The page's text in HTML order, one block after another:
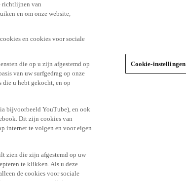
richtlijnen van
en om onze website,
en cookies voor sociale
die op u zijn afgestemd op
van uw surfgedrag op onze
die u hebt gekocht, en op
bijvoorbeeld YouTube), en ook
Dit zijn cookies van
internet te volgen en voor eigen
zien die zijn afgestemd op uw
te klikken. Als u deze
de cookies voor sociale
Cookie-instellingen